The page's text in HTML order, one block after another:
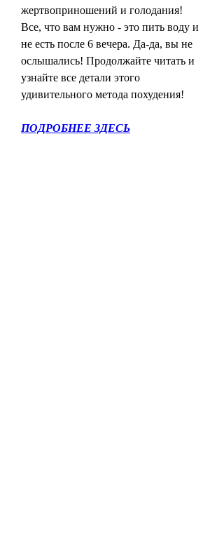
жертвоприношений и голодания!
Все, что вам нужно - это пить воду и
не есть после 6 вечера. Да-да, вы не
ослышались! Продолжайте читать и
узнайте все детали этого
удивительного метода похудения!
ПОДРОБНЕЕ ЗДЕСЬ